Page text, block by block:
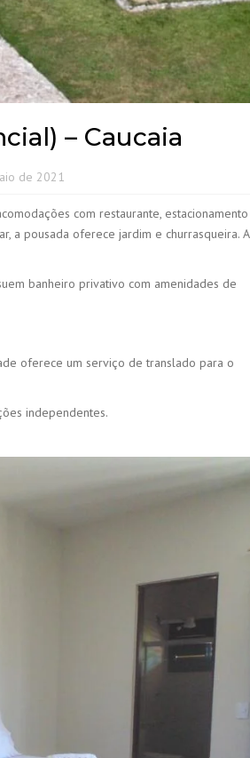
– Caucaia
de 2021
com restaurante, estacionamento
a pousada oferece jardim e churrasqueira. A
banheiro privativo com amenidades de
oferece um serviço de translado para o
independentes.